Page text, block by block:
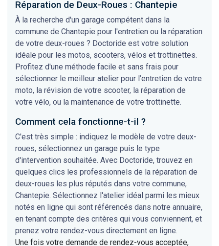
Réparation de Deux-Roues : Chantepie
À la recherche d'un garage compétent dans la
commune de Chantepie pour l'entretien ou la réparation
de votre deux-roues ? Doctoride est votre solution
idéale pour les motos, scooters, vélos et trottinettes.
Profitez d'une méthode facile et sans frais pour
sélectionner le meilleur atelier pour l’entretien de votre
moto, la révision de votre scooter, la réparation de
votre vélo, ou la maintenance de votre trottinette.
Comment cela fonctionne-t-il ?
C'est très simple : indiquez le modèle de votre deux-
roues, sélectionnez un garage puis le type
d'intervention souhaitée. Avec Doctoride, trouvez en
quelques clics les professionnels de la réparation de
deux-roues les plus réputés dans votre commune,
Chantepie. Sélectionnez l'atelier idéal parmi les mieux
notés en ligne qui sont référencés dans notre annuaire,
en tenant compte des critères qui vous conviennent, et
prenez votre rendez-vous directement en ligne.
Une fois votre demande de rendez-vous acceptée,